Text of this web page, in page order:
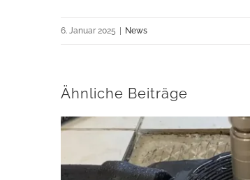
6. Januar 2025 News
Ähnliche Beiträge